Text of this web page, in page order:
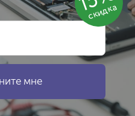
скидка